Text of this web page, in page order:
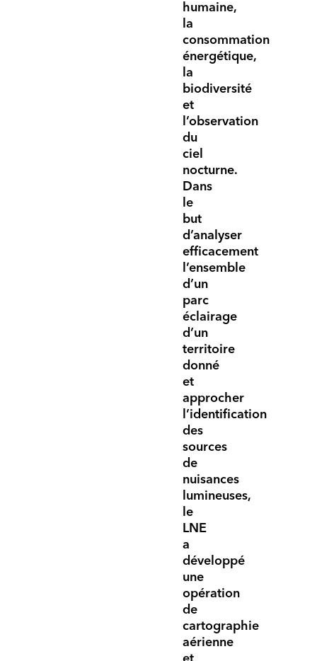
humaine,
la
consommation
énergétique,
la
biodiversité
et
l’observation
du
ciel
nocturne.
Dans
le
but
d’analyser
efficacement
l’ensemble
d’un
parc
éclairage
d’un
territoire
donné
et
approcher
l’identification
des
sources
de
nuisances
lumineuses,
le
LNE
a
développé
une
opération
de
cartographie
aérienne